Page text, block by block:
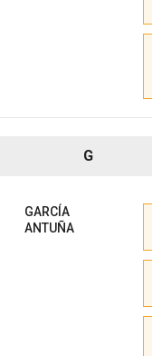
G
GARCÍA
ANTUÑA